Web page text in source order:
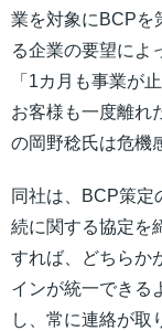
業を対象にBCPを
る企業の要望によ
「1カ月も事業が
お客様も一度離れ
の岡野稔氏は危
同社は、BCP策定
続に関する協定を
すれば、どちらか
インが統一できる
し、常に連絡が